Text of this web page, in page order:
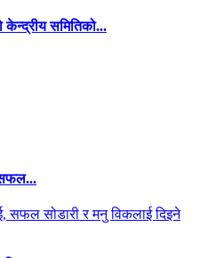
केन्द्रीय समितिको...
सफल...